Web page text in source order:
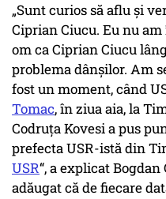
„Sunt curios să aflu și
Ciprian Ciucu. Eu nu
om ca Ciprian Ciucu
problema dânșilor. Am
fost un moment, când
Tomac, în ziua aia, la
Codruța Kovesi a pus
prefecta USR-istă din
USR“, a explicat
adăugat că de fiecare